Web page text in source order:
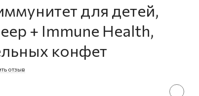
для детей,
+ Immune Health,
конфет
отзыв